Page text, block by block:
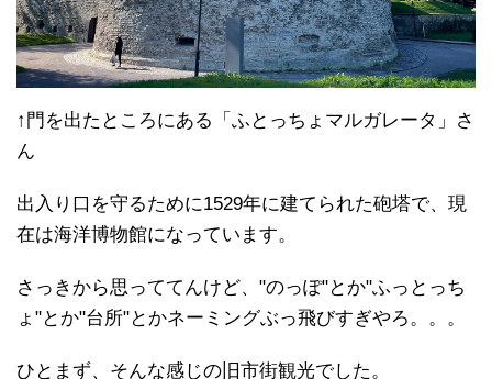
北の門から旧市街を出ます。